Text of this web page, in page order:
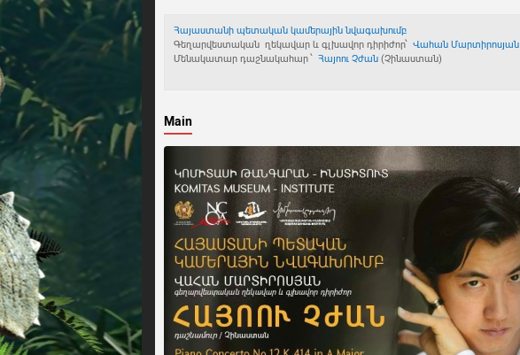
Հայաստանի պետական կամերային նվագախումբ
Գեղարվեստական ղեկավար և գլխավոր դիրիժոր՝ Վահան Մարտիրոսյան
Մենակատար դաշնակահար ՝ Հայոու Չժան (Չինաստան)
Main